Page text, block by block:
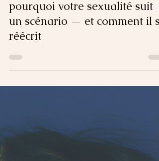
La théorie des scripts sexuels :
pourquoi votre sexualité suit
un scénario — et comment il se
réécrit